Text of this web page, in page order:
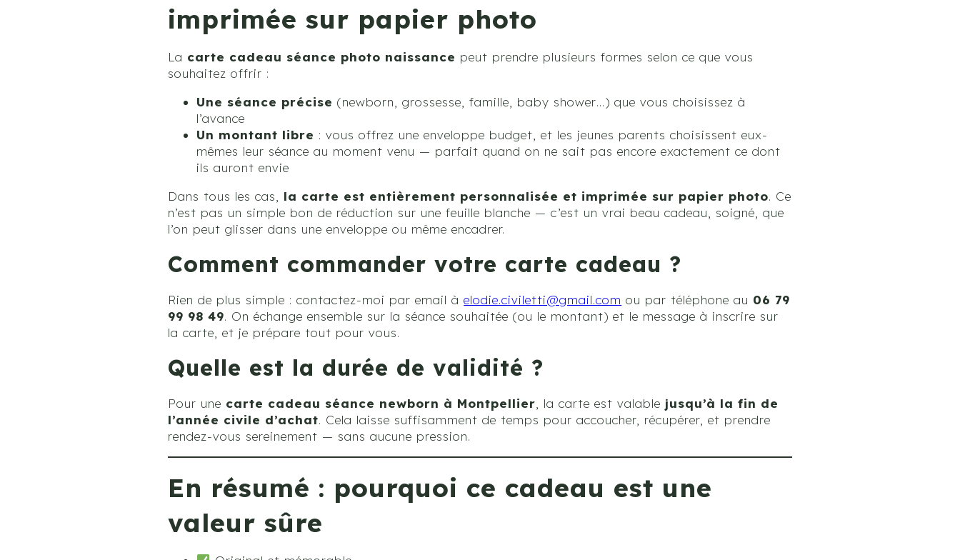
imprimée sur papier photo
La carte cadeau séance photo naissance peut prendre plusieurs formes selon ce que vous
souhaitez offrir :
Une séance précise (newborn, grossesse, famille, baby shower…) que vous choisissez à
l’avance
Un montant libre : vous offrez une enveloppe budget, et les jeunes parents choisissent eux-
mêmes leur séance au moment venu — parfait quand on ne sait pas encore exactement ce dont
ils auront envie
Dans tous les cas, la carte est entièrement personnalisée et imprimée sur papier photo. Ce
n’est pas un simple bon de réduction sur une feuille blanche — c’est un vrai beau cadeau, soigné, que
l’on peut glisser dans une enveloppe ou même encadrer.
Comment commander votre carte cadeau ?
Rien de plus simple : contactez-moi par email àelodie.civiletti@gmail.com ou par téléphone au 06 79
99 98 49. On échange ensemble sur la séance souhaitée (ou le montant) et le message à inscrire sur
la carte, et je prépare tout pour vous.
Quelle est la durée de validité ?
Pour une carte cadeau séance newborn à Montpellier , la carte est valable jusqu’à la fin de
l’année civile d’achat. Cela laisse suffisamment de temps pour accoucher, récupérer, et prendre
rendez-vous sereinement — sans aucune pression.
En résumé : pourquoi ce cadeau est une
valeur sûre